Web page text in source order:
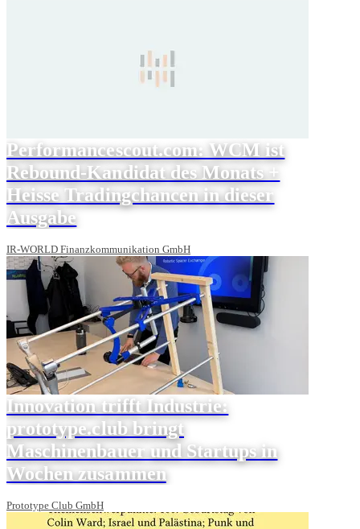
Performancescout.com: WCM ist
Rebound-Kandidat des Monats +
Heisse Tradingchancen in dieser
Ausgabe
IR-WORLD Finanzkommunikation GmbH
Innovation trifft Industrie:
prototype.club bringt
Maschinenbauer und Startups in
Wochen zusammen
Prototype Club GmbH